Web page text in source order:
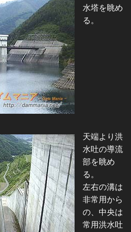
水塔を眺め
る。
天端より洪
水吐の導流
部を眺め
る。
左右の溝は
非常用から
の、中央は
常用洪水吐